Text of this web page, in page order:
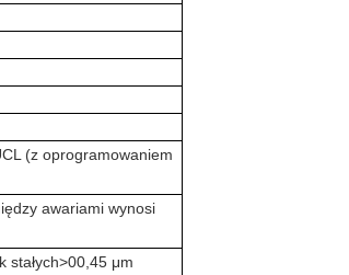
(z oprogramowaniem
awariami wynosi
stałych>00,45 μm